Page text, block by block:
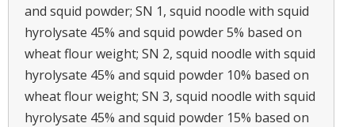
and squid powder; SN 1, squid noodle with squid
hyrolysate 45% and squid powder 5% based on
wheat flour weight; SN 2, squid noodle with squid
hyrolysate 45% and squid powder 10% based on
wheat flour weight; SN 3, squid noodle with squid
hyrolysate 45% and squid powder 15% based on